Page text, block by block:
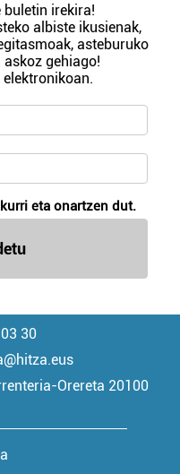
buletin irekira!
albiste ikusienak,
asteburuko
gehiago!
eta onartzen dut.
30
Orereta 20100